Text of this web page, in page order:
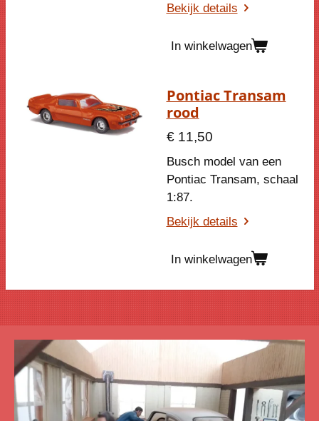
Bekijk details
In winkelwagen
Pontiac Transam
rood
€ 11,50
Busch model van een
Pontiac Transam, schaal
1:87.
Bekijk details
In winkelwagen